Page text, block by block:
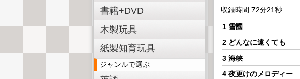
書籍+DVD
木製玩具
紙製知育玩具
ジャンルで選ぶ
収録時間:72分21秒
1 雪國
2 どんなに遠くても
3 海峡
4 夜更けのメロディー